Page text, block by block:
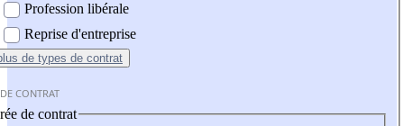
Profession libérale
Reprise d'entreprise
de types de contrat
CONTRAT
de contrat